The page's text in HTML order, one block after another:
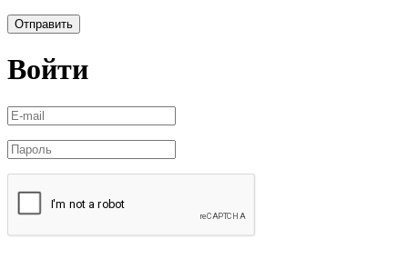
Отправить
Войти